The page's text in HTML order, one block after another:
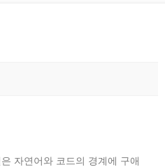
자연어와 코드의 경계에 구애